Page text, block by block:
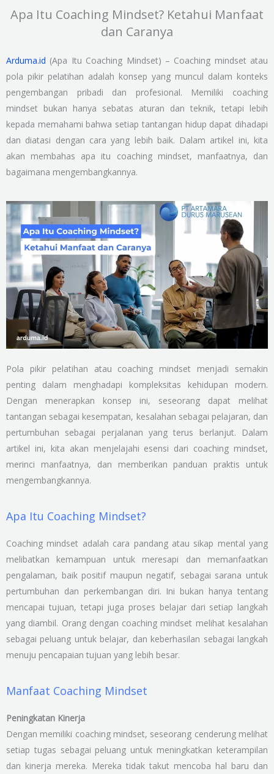
Apa Itu Coaching Mindset? Ketahui Manfaat
dan Caranya
Arduma.id (Apa Itu Coaching Mindset) – Coaching mindset atau
pola pikir pelatihan adalah konsep yang muncul dalam konteks
pengembangan pribadi dan profesional. Memiliki coaching
mindset bukan hanya sebatas aturan dan teknik, tetapi lebih
kepada memahami bahwa setiap tantangan hidup dapat dihadapi
dan diatasi dengan cara yang lebih baik. Dalam artikel ini, kita
akan membahas apa itu coaching mindset, manfaatnya, dan
bagaimana mengembangkannya.
Pola pikir pelatihan atau coaching mindset menjadi semakin
penting dalam menghadapi kompleksitas kehidupan modern.
Dengan menerapkan konsep ini, seseorang dapat melihat
tantangan sebagai kesempatan, kesalahan sebagai pelajaran, dan
pertumbuhan sebagai perjalanan yang terus berlanjut. Dalam
artikel ini, kita akan menjelajahi esensi dari coaching mindset,
merinci manfaatnya, dan memberikan panduan praktis untuk
mengembangkannya.
Apa Itu Coaching Mindset?
Coaching mindset adalah cara pandang atau sikap mental yang
melibatkan kemampuan untuk meresapi dan memanfaatkan
pengalaman, baik positif maupun negatif, sebagai sarana untuk
pertumbuhan dan perkembangan diri. Ini bukan hanya tentang
mencapai tujuan, tetapi juga proses belajar dari setiap langkah
yang diambil. Orang dengan coaching mindset melihat kesalahan
sebagai peluang untuk belajar, dan keberhasilan sebagai langkah
menuju pencapaian tujuan yang lebih besar.
Manfaat Coaching Mindset
Peningkatan Kinerja
Dengan memiliki coaching mindset, seseorang cenderung melihat
setiap tugas sebagai peluang untuk meningkatkan keterampilan
dan kinerja mereka. Mereka tidak takut mencoba hal baru dan